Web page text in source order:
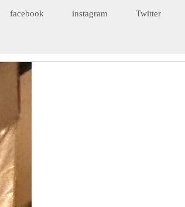
facebook instagram Twitter